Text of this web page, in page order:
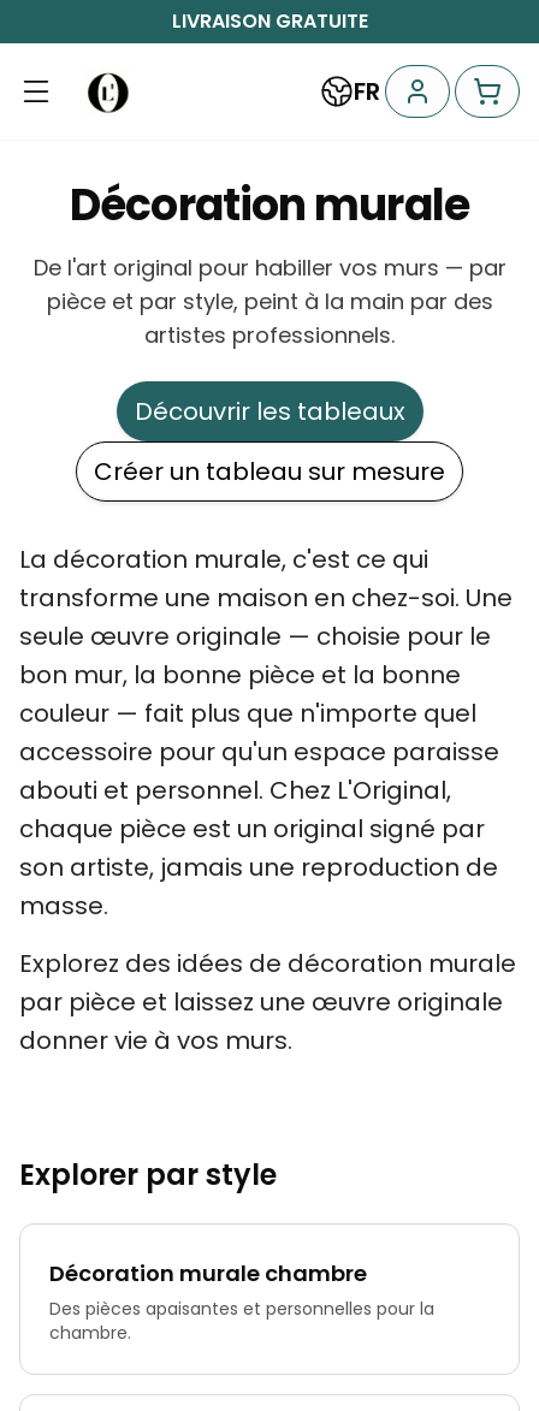
LIVRAISON GRATUITE
FR
Décoration murale
De l'art original pour habiller vos murs — par
pièce et par style, peint à la main par des
artistes professionnels.
Découvrir les tableaux
Créer un tableau sur mesure
La décoration murale, c'est ce qui
transforme une maison en chez-soi. Une
seule œuvre originale — choisie pour le
bon mur, la bonne pièce et la bonne
couleur — fait plus que n'importe quel
accessoire pour qu'un espace paraisse
abouti et personnel. Chez L'Original,
chaque pièce est un original signé par
son artiste, jamais une reproduction de
masse.
Explorez des idées de décoration murale
par pièce et laissez une œuvre originale
donner vie à vos murs.
Explorer par style
Décoration murale chambre
Des pièces apaisantes et personnelles pour la
chambre.